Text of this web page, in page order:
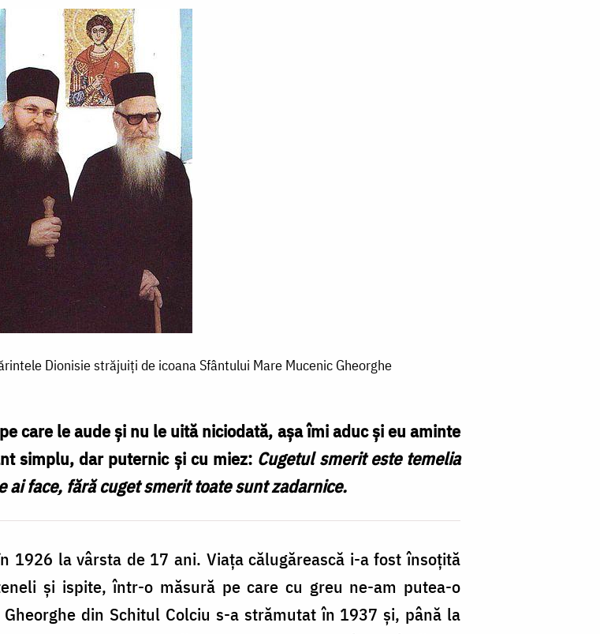
Dionisie străjuiți de icoana Sfântului Mare Mucenic Gheorghe
care le aude și nu le uită niciodată, așa îmi aduc și eu aminte
simplu, dar puternic și cu miez: Cugetul smerit este temelia
face, fără cuget smerit toate sunt zadarnice.
1926 la vârsta de 17 ani. Viaţa călugărească i-a fost însoţită
şi ispite, într-o măsură pe care cu greu ne-am putea-o
din Schitul Colciu s-a strămutat în 1937 şi, până la